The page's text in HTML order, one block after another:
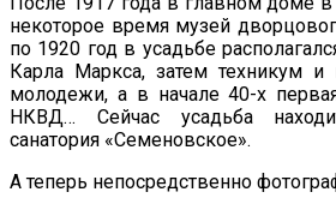
некоторое время музей
по 1920 год в усадьбе
Карла Маркса, затем техникум и
молодежи, а в начале 40-х
НКВД… Сейчас усадьба
санатория «Семеновское».
А теперь непосредственно